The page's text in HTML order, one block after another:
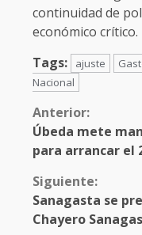
continuidad de
económico crítico.
Tags:
ajuste
Nacional
Anterior:
Úbeda mete
para arrancar el
Siguiente:
Sanagasta se
Chayero